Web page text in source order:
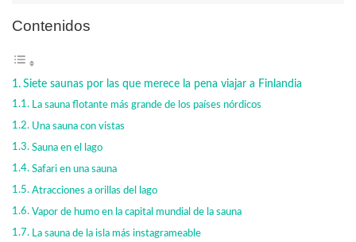
Contenidos
Siete saunas por las que merece la pena viajar a Finlandia
La sauna flotante más grande de los países nórdicos
Una sauna con vistas
Sauna en el lago
Safari en una sauna
Atracciones a orillas del lago
Vapor de humo en la capital mundial de la sauna
La sauna de la isla más instagrameable